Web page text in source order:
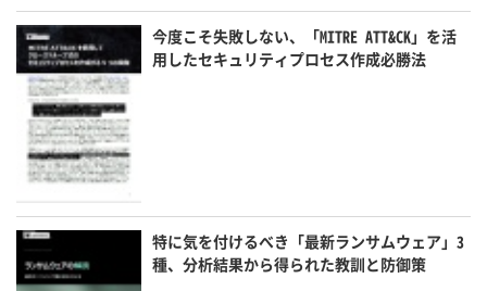
今度こそ失敗しない、「MITRE ATT&CK」を活
用したセキュリティプロセス作成必勝法
特に気を付けるべき「最新ランサムウェア」3
種、分析結果から得られた教訓と防御策